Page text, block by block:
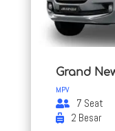
Grand
MPV
7 Seat
2 Besar